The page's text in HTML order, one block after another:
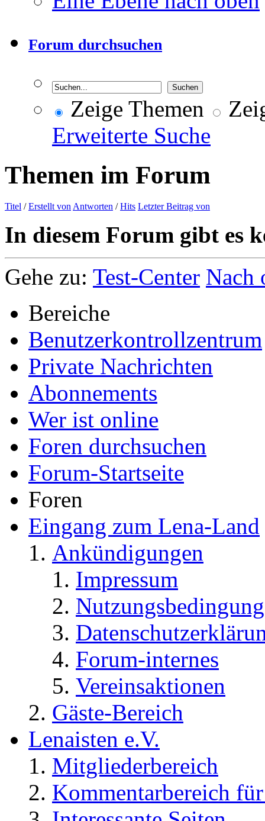
Forum durchsuchen
Zeige Themen
Erweiterte Suche
Themen im Forum
Titel /Erstellt von Antworten /Hits Letzter Beitrag von
In diesem Forum gibt es
Gehe zu: Test-Center Nach
Bereiche
Benutzerkontrollzentrum
Private Nachrichten
Abonnements
Wer ist online
Foren durchsuchen
Forum-Startseite
Foren
Eingang zum Lena-Land
Ankündigungen
Impressum
Forum-internes
Vereinsaktionen
Gäste-Bereich
Lenaisten e.V.
Mitgliederbereich
Kommentarbereich